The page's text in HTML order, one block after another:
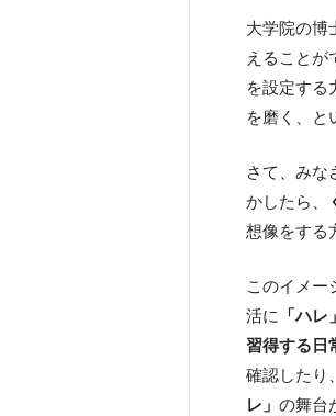
大学院の博
えることが
を設定する
を磨く、と
さて、みな
かしたら、
想像をする
このイメー
活に
「ハレ
習得する日
確認したり
レ」の舞台